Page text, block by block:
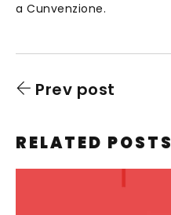
a Cunvenzione.
Prev post
RELATED POSTS